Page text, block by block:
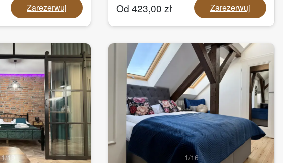
Zarezerwuj Od 423,00 zł Zarezerwuj
1/19 1/16